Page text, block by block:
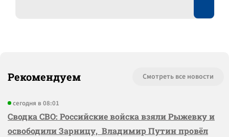
Рекомендуем Смотреть все новости
сегодня в 08:01
Сводка СВО: Российские войска взяли Рыжевку и
освободили Зарницу, Владимир Путин провёл